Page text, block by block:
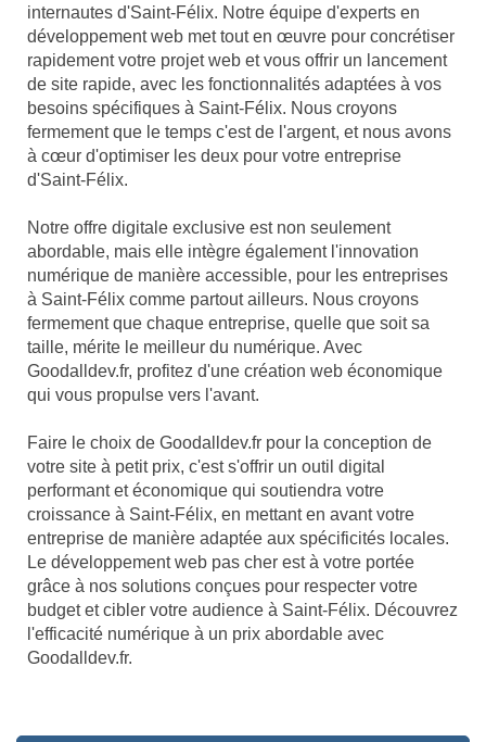
internautes d'Saint-Félix. Notre équipe d'experts en
développement web met tout en œuvre pour concrétiser
rapidement votre projet web et vous offrir un lancement
de site rapide, avec les fonctionnalités adaptées à vos
besoins spécifiques à Saint-Félix. Nous croyons
fermement que le temps c'est de l'argent, et nous avons
à cœur d'optimiser les deux pour votre entreprise
d'Saint-Félix.
Notre offre digitale exclusive est non seulement
abordable, mais elle intègre également l'innovation
numérique de manière accessible, pour les entreprises
à Saint-Félix comme partout ailleurs. Nous croyons
fermement que chaque entreprise, quelle que soit sa
taille, mérite le meilleur du numérique. Avec
Goodalldev.fr, profitez d'une création web économique
qui vous propulse vers l'avant.
Faire le choix de Goodalldev.fr pour la conception de
votre site à petit prix, c'est s'offrir un outil digital
performant et économique qui soutiendra votre
croissance à Saint-Félix, en mettant en avant votre
entreprise de manière adaptée aux spécificités locales.
Le développement web pas cher est à votre portée
grâce à nos solutions conçues pour respecter votre
budget et cibler votre audience à Saint-Félix. Découvrez
l'efficacité numérique à un prix abordable avec
Goodalldev.fr.